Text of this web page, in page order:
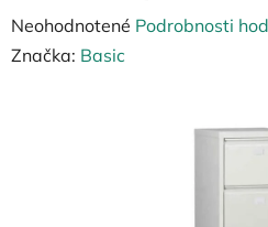
Priemerné
hodnotenie
Neohodnotené Podrobnosti
Značka: Basic